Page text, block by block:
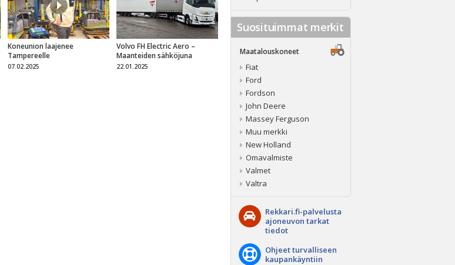
Koneunion laajenee
Tampereelle
07.02.2025
Volvo FH Electric Aero –
Maanteiden sähköjuna
22.01.2025
Suosituimmat merkit
Maatalouskoneet
Fiat
Ford
Fordson
John Deere
Massey Ferguson
Muu merkki
New Holland
Omavalmiste
Valmet
Valtra
Rekkari.fi-palvelusta
ajoneuvon tarkat
tiedot
Ohjeet turvalliseen
kaupankäyntiin